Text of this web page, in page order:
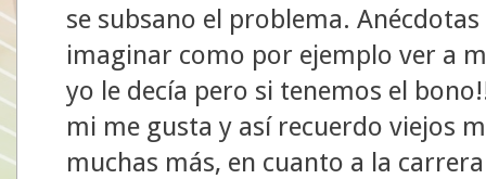
se subsano el problema.
imaginar como por ejemplo ver a
yo le decía pero si tenemos el
mi me gusta y así recuerdo viejos
muchas más, en cuanto a la